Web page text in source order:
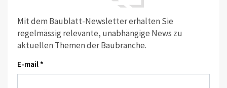
Mit dem Baublatt-Newsletter erhalten Sie
regelmässig relevante, unabhängige News zu
aktuellen Themen der Baubranche.
E-mail *